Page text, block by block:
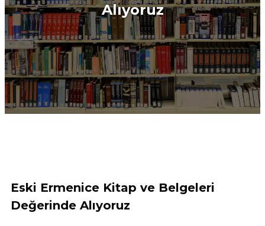
Alıyoruz
Eski Ermenice Kitap ve Belgeleri
Değerinde Alıyoruz